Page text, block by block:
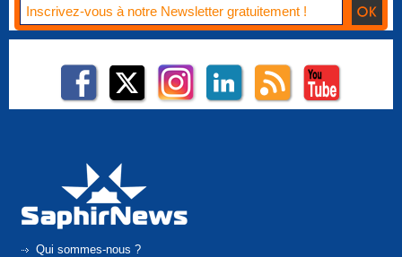
Qui sommes-nous ?